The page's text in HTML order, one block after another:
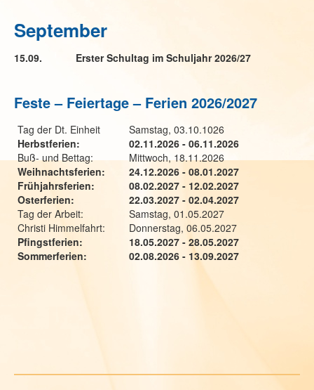
September
15.09. Erster Schultag im Schuljahr 2026/27
Feste – Feiertage – Ferien 2026/2027
Tag der Dt. Einheit
Samstag, 03.10.1026
Herbstferien:
02.11.2026 - 06.11.2026
Buß- und Bettag:
Mittwoch, 18.11.2026
Weihnachtsferien:
24.12.2026 - 08.01.2027
Frühjahrsferien:
08.02.2027 - 12.02.2027
Osterferien:
22.03.2027 - 02.04.2027
Tag der Arbeit:
Samstag, 01.05.2027
Christi Himmelfahrt:
Donnerstag, 06.05.2027
Pfingstferien:
18.05.2027 - 28.05.2027
Sommerferien:
02.08.2026 - 13.09.2027